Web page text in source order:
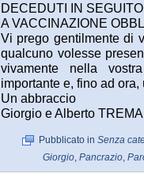
DECEDUTI IN SEGUITO
A VACCINAZIONE
Vi prego gentilmente di
qualcuno volesse
vivamente nella
importante e, fino ad
Un abbraccio
Giorgio e Alberto
Pubblicato in Senza
Giorgio, Pancrazio,